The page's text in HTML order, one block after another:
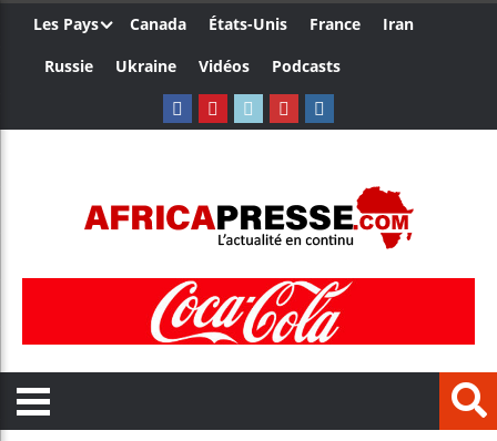
Les Pays Canada États-Unis France
Iran
Russie
Ukraine Vidéos Podcasts